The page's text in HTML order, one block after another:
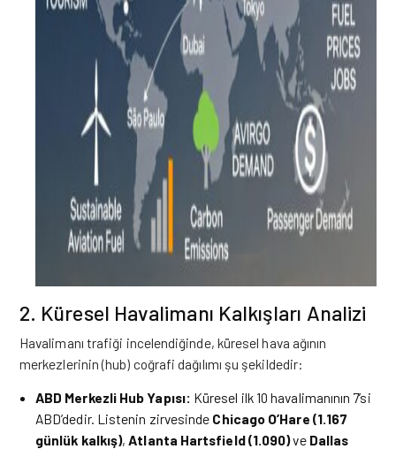
2. Küresel Havalimanı Kalkışları Analizi
Havalimanı trafiği incelendiğinde, küresel hava ağının
merkezlerinin (hub) coğrafi dağılımı şu şekildedir:
ABD Merkezli Hub Yapısı: Küresel ilk 10 havalimanının 7’si
ABD’dedir. Listenin zirvesinde Chicago O’Hare (1.167
günlük kalkış),Atlanta Hartsfield (1.090)ve Dallas